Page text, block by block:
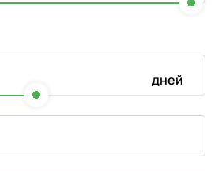
дней